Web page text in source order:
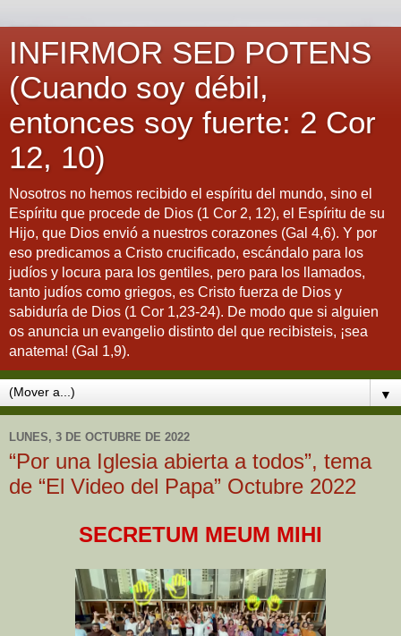
INFIRMOR SED POTENS
(Cuando soy débil,
entonces soy fuerte: 2 Cor
12, 10)
Nosotros no hemos recibido el espíritu del mundo, sino el
Espíritu que procede de Dios (1 Cor 2, 12), el Espíritu de su
Hijo, que Dios envió a nuestros corazones (Gal 4,6). Y por
eso predicamos a Cristo crucificado, escándalo para los
judíos y locura para los gentiles, pero para los llamados,
tanto judíos como griegos, es Cristo fuerza de Dios y
sabiduría de Dios (1 Cor 1,23-24). De modo que si alguien
os anuncia un evangelio distinto del que recibisteis, ¡sea
anatema! (Gal 1,9).
▼
LUNES, 3 DE OCTUBRE DE 2022
“Por una Iglesia abierta a todos”, tema
de “El Video del Papa” Octubre 2022
SECRETUM MEUM MIHI